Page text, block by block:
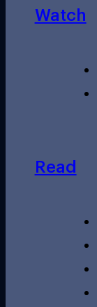
Watch
Read